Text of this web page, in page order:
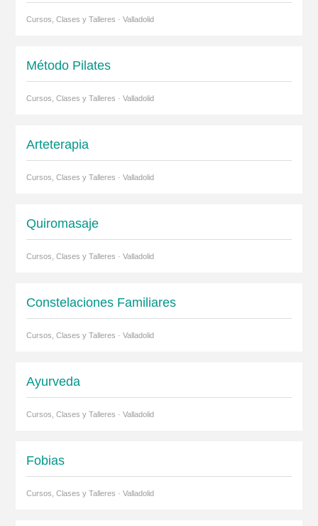
Cursos, Clases y Talleres · Valladolid
Método Pilates
Cursos, Clases y Talleres · Valladolid
Arteterapia
Cursos, Clases y Talleres · Valladolid
Quiromasaje
Cursos, Clases y Talleres · Valladolid
Constelaciones Familiares
Cursos, Clases y Talleres · Valladolid
Ayurveda
Cursos, Clases y Talleres · Valladolid
Fobias
Cursos, Clases y Talleres · Valladolid